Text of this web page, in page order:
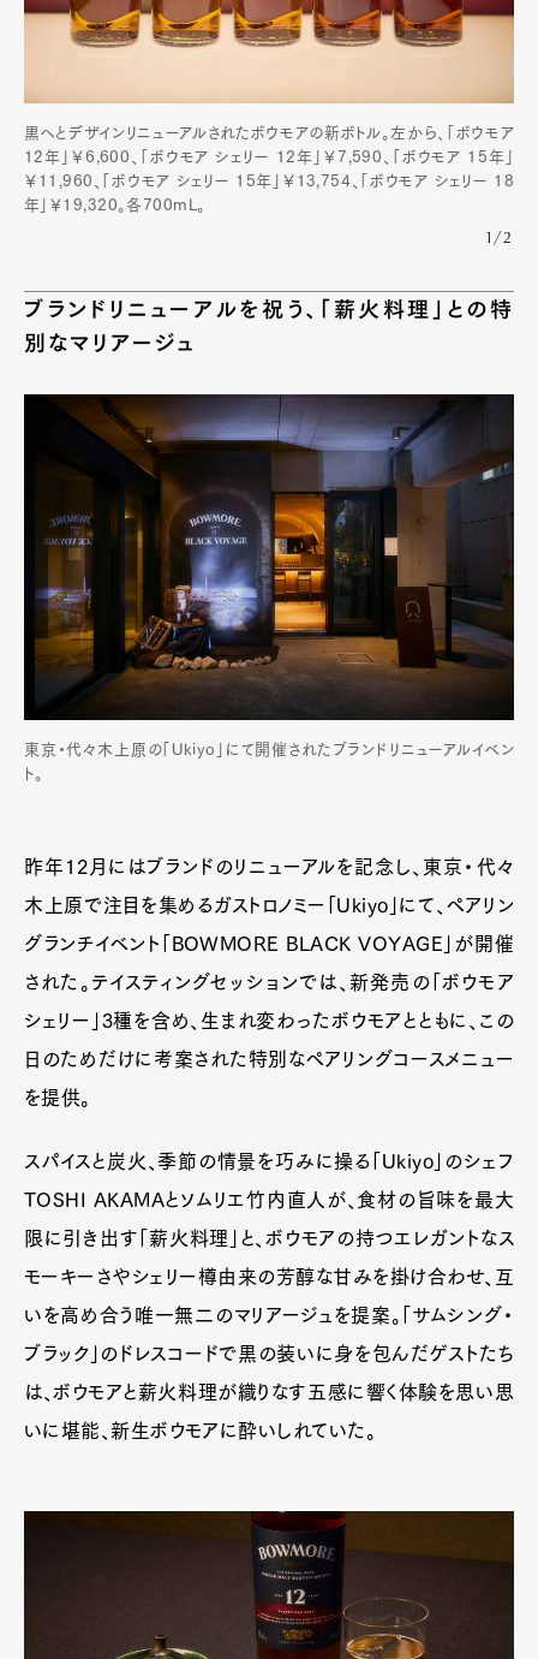
黒へとデザインリニューアルされたボウモアの新ボトル。左から、「ボウモア
12年」￥6,600、「ボウモア シェリー 12年」￥7,590、「ボウモア 15年」
￥11,960、「ボウモア シェリー 15年」￥13,754、「ボウモア シェリー 18
年」￥19,320。各700mL。
1/2
ブランドリニューアルを祝う、「薪火料理」との特
別なマリアージュ
東京・代々木上原の「Ukiyo」にて開催されたブランドリニューアルイベン
ト。
昨年12月にはブランドのリニューアルを記念し、東京・代々
木上原で注目を集めるガストロノミー「Ukiyo」にて、ペアリン
グランチイベント「BOWMORE BLACK VOYAGE」が開催
された。テイスティングセッションでは、新発売の「ボウモア
シェリー」3種を含め、生まれ変わったボウモアとともに、この
日のためだけに考案された特別なペアリングコースメニュー
を提供。
スパイスと炭火、季節の情景を巧みに操る「Ukiyo」のシェフ
TOSHI AKAMAとソムリエ竹内直人が、食材の旨味を最大
限に引き出す「薪火料理」と、ボウモアの持つエレガントなス
モーキーさやシェリー樽由来の芳醇な甘みを掛け合わせ、互
いを高め合う唯一無二のマリアージュを提案。「サムシング・
ブラック」のドレスコードで黒の装いに身を包んだゲストたち
は、ボウモアと薪火料理が織りなす五感に響く体験を思い思
いに堪能、新生ボウモアに酔いしれていた。